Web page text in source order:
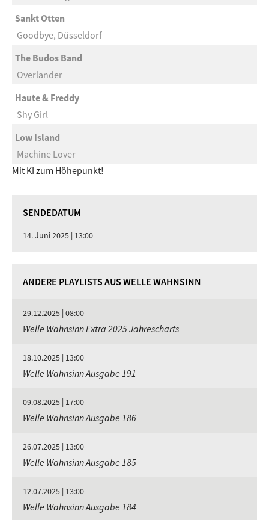
Sankt Otten
Goodbye, Düsseldorf
The Budos Band
Overlander
Haute & Freddy
Shy Girl
Low Island
Machine Lover
Mit KI zum Höhepunkt!
SENDEDATUM
14. Juni 2025 | 13:00
ANDERE PLAYLISTS AUS WELLE WAHNSINN
29.12.2025 | 08:00
Welle Wahnsinn Extra 2025 Jahrescharts
18.10.2025 | 13:00
Welle Wahnsinn Ausgabe 191
09.08.2025 | 17:00
Welle Wahnsinn Ausgabe 186
26.07.2025 | 13:00
Welle Wahnsinn Ausgabe 185
12.07.2025 | 13:00
Welle Wahnsinn Ausgabe 184